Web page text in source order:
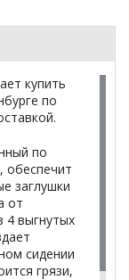
купить
по
по
обеспечит
заглушки
от
4 выгнутых
сидении
грязи,